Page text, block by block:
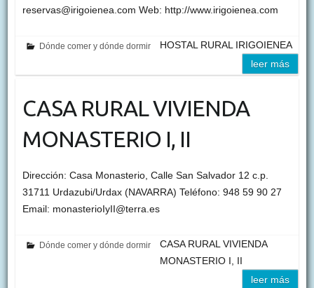
reservas@irigoienea.com Web: http://www.irigoienea.com
Dónde comer y dónde dormir
HOSTAL RURAL IRIGOIENEA
leer más
CASA RURAL VIVIENDA
MONASTERIO I, II
Dirección: Casa Monasterio, Calle San Salvador 12 c.p.
31711 Urdazubi/Urdax (NAVARRA) Teléfono: 948 59 90 27
Email: monasterioIyII@terra.es
Dónde comer y dónde dormir
CASA RURAL VIVIENDA
MONASTERIO I, II
leer más